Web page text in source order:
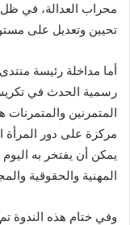
محراب العدالة، في ظل
تحيين وتعديل على
أما مداخلة رئيسة
رسمية الحدث في
المتمرنين والمتمرنات
مركزة على دور المرأة
يمكن أن يفتخر به اليوم
المهنية والحقوقية
وفي ختام هذه الندوة